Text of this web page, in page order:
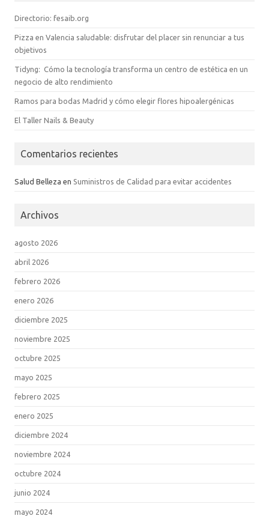
Directorio: fesaib.org
Pizza en Valencia saludable: disfrutar del placer sin renunciar a tus
objetivos
Tidyng: Cómo la tecnología transforma un centro de estética en un
negocio de alto rendimiento
Ramos para bodas Madrid y cómo elegir flores hipoalergénicas
El Taller Nails & Beauty
Comentarios recientes
Salud Belleza en Suministros de Calidad para evitar accidentes
Archivos
agosto 2026
abril 2026
febrero 2026
enero 2026
diciembre 2025
noviembre 2025
octubre 2025
mayo 2025
febrero 2025
enero 2025
diciembre 2024
noviembre 2024
octubre 2024
junio 2024
mayo 2024